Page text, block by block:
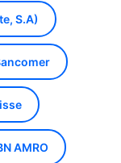
S.A)
AMRO